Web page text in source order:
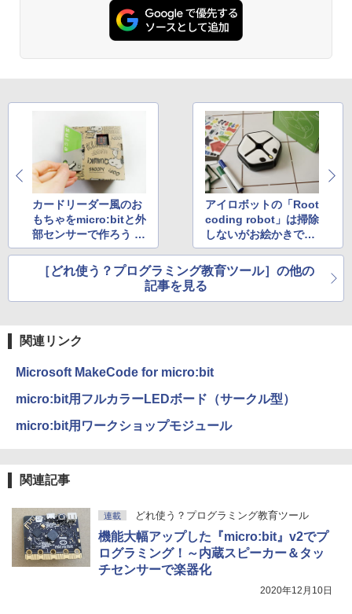
カードリーダー風のお
もちゃをmicro:bitと外
部センサーで作ろう ～
拡張モジュールを使っ
たプログラミングで電
子工作
アイロボットの「Root
coding robot」は掃除
しないがお絵かきでき
る ～まずは四角形を描
かせてみた
［どれ使う？プログラミング教育ツール］の他の
記事を見る
関連リンク
Microsoft MakeCode for micro:bit
micro:bit用フルカラーLEDボード（サークル型）
micro:bit用ワークショップモジュール
関連記事
連載 どれ使う？プログラミング教育ツール
機能大幅アップした『micro:bit』v2でプ
ログラミング！～内蔵スピーカー＆タッ
チセンサーで楽器化
2020年12月10日